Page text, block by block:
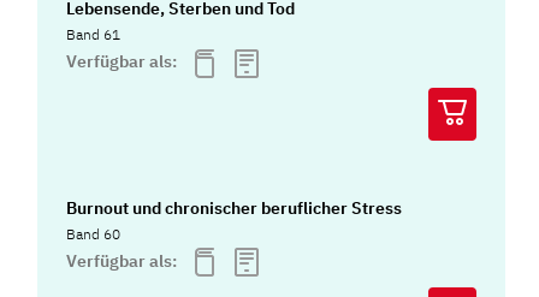
Lebensende, Sterben und Tod
Band 61
Verfügbar als:
Burnout und chronischer beruflicher Stress
Band 60
Verfügbar als: